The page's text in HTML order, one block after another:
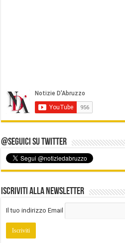
@Seguici su Twitter
Iscriviti alla Newsletter
Il tuo indirizzo Email